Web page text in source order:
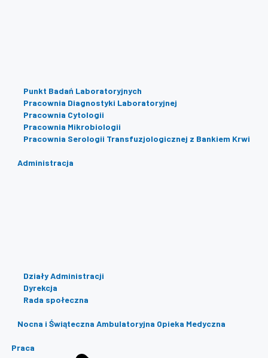
Punkt Badań Laboratoryjnych
Pracownia Diagnostyki Laboratoryjnej
Pracownia Cytologii
Pracownia Mikrobiologii
Pracownia Serologii Transfuzjologicznej z Bankiem Krwi
Administracja
Działy Administracji
Dyrekcja
Rada społeczna
Nocna i Świąteczna Ambulatoryjna Opieka Medyczna
Praca